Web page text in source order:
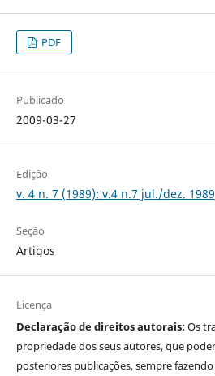
PDF
Publicado
2009-03-27
Edição
v. 4 n. 7 (1989): v.4 n.7 jul./dez. 1989
Seção
Artigos
Licença
Declaração de direitos autorais:Os
propriedade dos seus autores, que
posteriores publicações, sempre